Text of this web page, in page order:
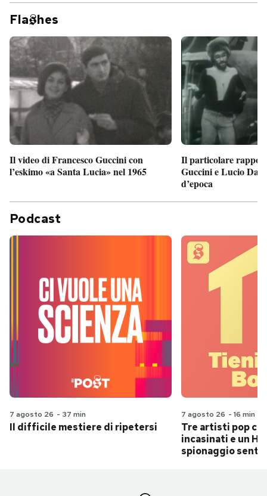
Fla hes
Il video di Francesco Guccini con
l’eskimo «a Santa Lucia» nel 1965
Il particolare
Guccini e Lucio
d’epoca
Podcast
7 agosto 26 - 37 min
Il difficile mestiere di ripetersi
7 agosto 26 - 16 min
Tre artisti pop
incasinati e un
spionaggio